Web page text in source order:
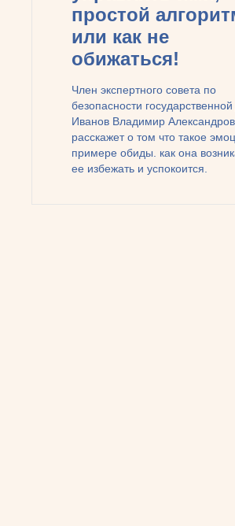
простой
или как не
обижаться!
Член экспертного совета по
безопасности
Иванов Владимир
расскажет о том что такое
примере обиды. как она
ее избежать и успокоится.